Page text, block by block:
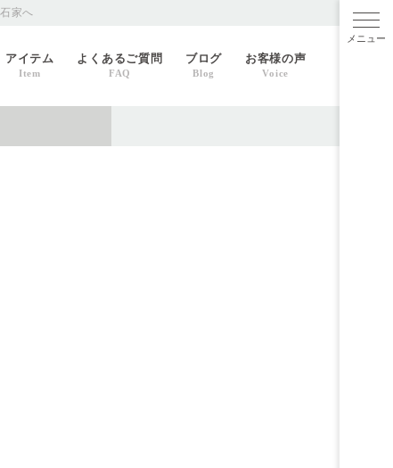
家へ
アイテム
Item
よくあるご質問
FAQ
ブログ
Blog
お客様の声
Voice
メニ